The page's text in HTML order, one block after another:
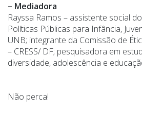
– Mediadora
Rayssa Ramos – assistente social
Políticas Públicas para Infância,
UNB; integrante da Comissão de
– CRESS/ DF; pesquisadora em
diversidade, adolescência e
Não perca!